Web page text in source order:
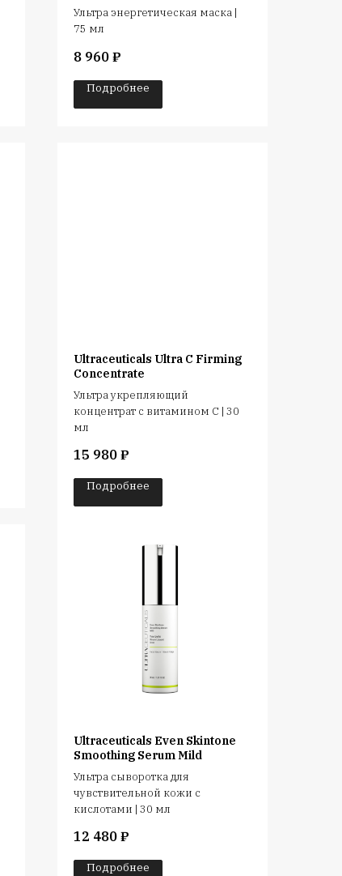
Ультра энергетическая маска |
75 мл
8 960 ₽
Подробнее
Ultraceuticals Ultra C Firming
Concentrate
Ультра укрепляющий
концентрат с витамином С | 30
мл
15 980 ₽
Подробнее
Ultraceuticals Even Skintone
Smoothing Serum Mild
Ультра сыворотка для
чувствительной кожи с
кислотами | 30 мл
12 480 ₽
Подробнее